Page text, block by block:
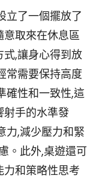
立了一個擺放了
取來在休息區
,讓身心得到放
常需要保持高度
確性和一致性,這
射手的水準發
力,減少壓力和緊
。此外,桌遊還可
和策略性思考